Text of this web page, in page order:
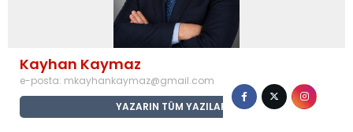
Kayhan Kaymaz
e-posta: mkayhankaymaz@gmail.com
YAZARIN TÜM YAZILARI